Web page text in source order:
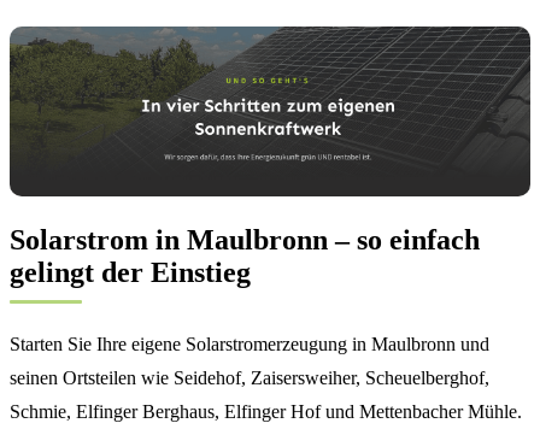
Solarstrom in Maulbronn – so einfach
gelingt der Einstieg
Starten Sie Ihre eigene Solarstromerzeugung in Maulbronn und
seinen Ortsteilen wie Seidehof, Zaisersweiher, Scheuelberghof,
Schmie, Elfinger Berghaus, Elfinger Hof und Mettenbacher Mühle.